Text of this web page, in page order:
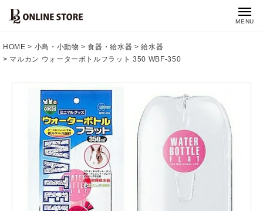
MENU
HOME 小鳥・小動物 食器・給水器
給水器
マルカン ウォーターボトルフラット 350 WBF-350